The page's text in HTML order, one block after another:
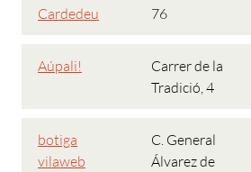
Cardedeu
76
Aúpali!
Carrer de la
Tradició, 4
botiga
vilaweb
C. General
Álvarez de